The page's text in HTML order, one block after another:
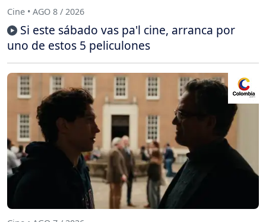
Cine • AGO 8 / 2026
Si este sábado vas pa'l cine, arranca por
uno de estos 5 peliculones